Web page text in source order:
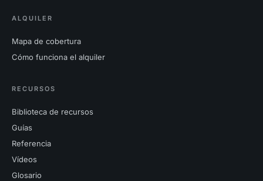
ALQUILER
Mapa de cobertura
Cómo funciona el alquiler
RECURSOS
Biblioteca de recursos
Guías
Referencia
Vídeos
Glosario